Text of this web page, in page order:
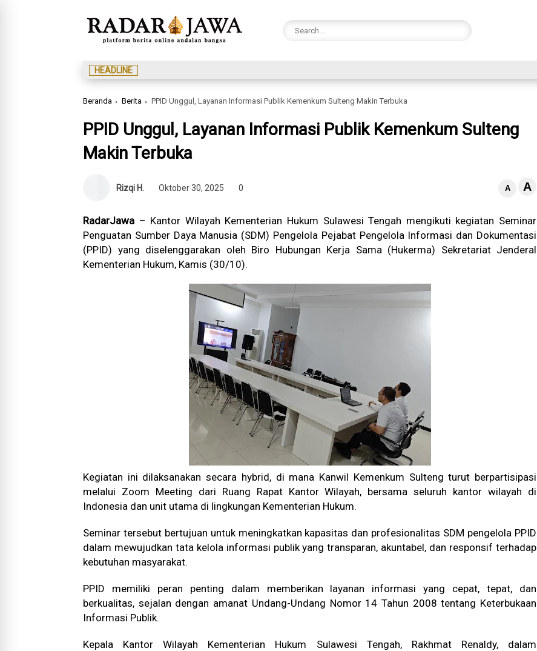
HEADLINE
Beranda Berita PPID Unggul, Layanan Informasi Publik Kemenkum Sulteng Makin Terbuka
PPID Unggul, Layanan Informasi Publik Kemenkum Sulteng
Makin Terbuka
Rizqi H. Oktober 30, 2025 0 A A
RadarJawa – Kantor Wilayah Kementerian Hukum Sulawesi Tengah mengikuti kegiatan Seminar
Penguatan Sumber Daya Manusia (SDM) Pengelola Pejabat Pengelola Informasi dan Dokumentasi
(PPID) yang diselenggarakan oleh Biro Hubungan Kerja Sama (Hukerma) Sekretariat Jenderal
Kementerian Hukum, Kamis (30/10).
Kegiatan ini dilaksanakan secara hybrid, di mana Kanwil Kemenkum Sulteng turut berpartisipasi
melalui Zoom Meeting dari Ruang Rapat Kantor Wilayah, bersama seluruh kantor wilayah di
Indonesia dan unit utama di lingkungan Kementerian Hukum.
Seminar tersebut bertujuan untuk meningkatkan kapasitas dan profesionalitas SDM pengelola PPID
dalam mewujudkan tata kelola informasi publik yang transparan, akuntabel, dan responsif terhadap
kebutuhan masyarakat.
PPID memiliki peran penting dalam memberikan layanan informasi yang cepat, tepat, dan
berkualitas, sejalan dengan amanat Undang-Undang Nomor 14 Tahun 2008 tentang Keterbukaan
Informasi Publik.
Kepala Kantor Wilayah Kementerian Hukum Sulawesi Tengah, Rakhmat Renaldy, dalam